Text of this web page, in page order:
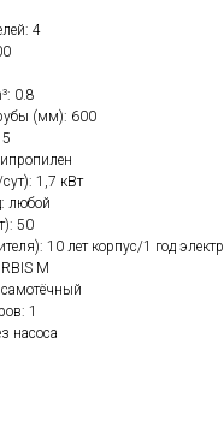
4
0.8
(мм): 600
1,7 кВт
любой
50
10 лет корпус/1 год
M
самотёчный
1
насоса